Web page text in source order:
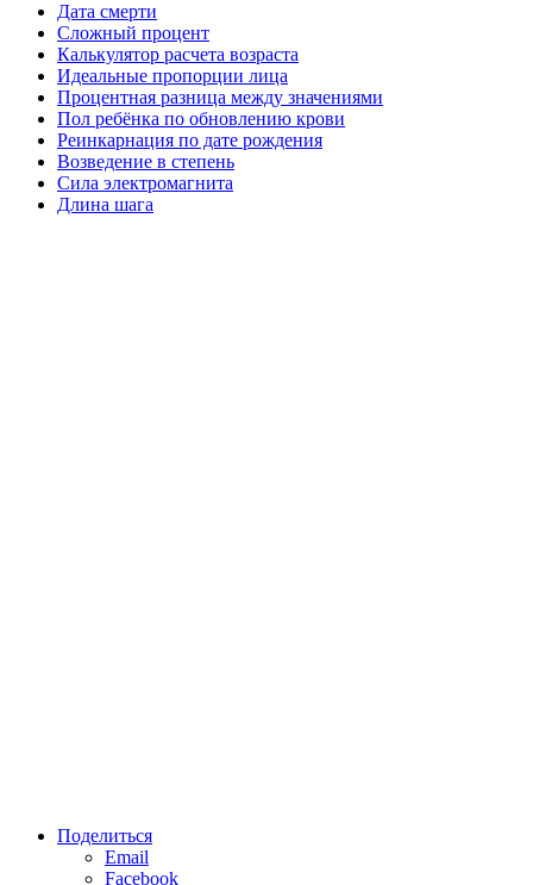
Дата смерти
Сложный процент
Калькулятор расчета возраста
Идеальные пропорции лица
Процентная разница между значениями
Пол ребёнка по обновлению крови
Реинкарнация по дате рождения
Возведение в степень
Сила электромагнита
Длина шага
Поделиться
Email
Facebook